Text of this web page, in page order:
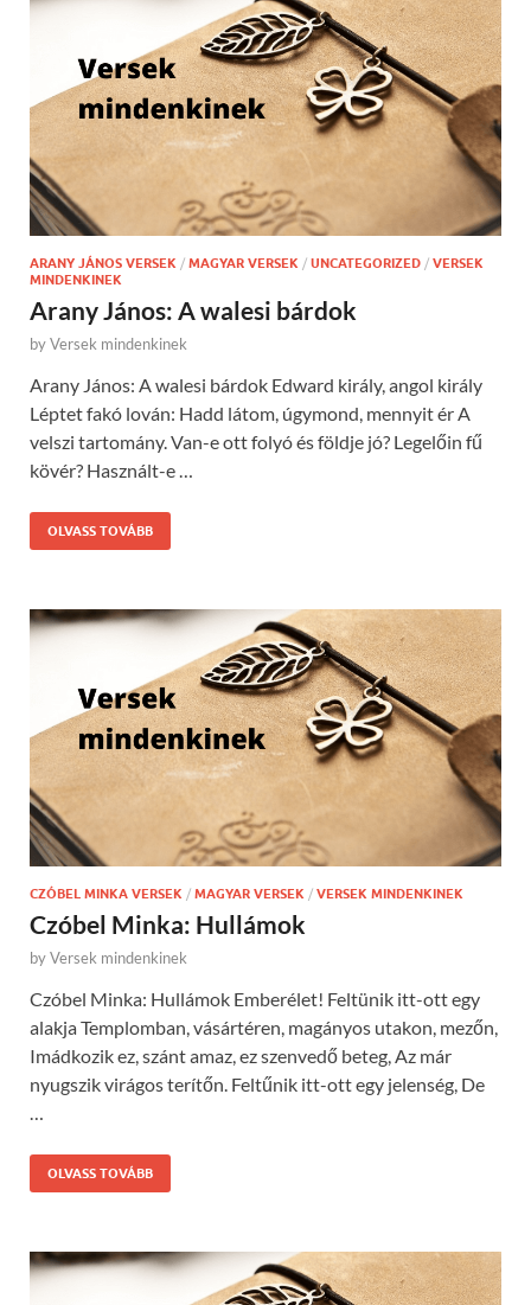
ARANY JÁNOS VERSEK / MAGYAR VERSEK / UNCATEGORIZED / VERSEK
MINDENKINEK
Arany János: A walesi bárdok
byVersek mindenkinek
Arany János: A walesi bárdok Edward király, angol király
Léptet fakó lován: Hadd látom, úgymond, mennyit ér A
velszi tartomány. Van-e ott folyó és földje jó? Legelőin fű
kövér? Használt-e …
OLVASS TOVÁBB
CZÓBEL MINKA VERSEK / MAGYAR VERSEK / VERSEK MINDENKINEK
Czóbel Minka: Hullámok
byVersek mindenkinek
Czóbel Minka: Hullámok Emberélet! Feltünik itt-ott egy
alakja Templomban, vásártéren, magányos utakon, mezőn,
Imádkozik ez, szánt amaz, ez szenvedő beteg, Az már
nyugszik virágos terítőn. Feltűnik itt-ott egy jelenség, De
OLVASS TOVÁBB